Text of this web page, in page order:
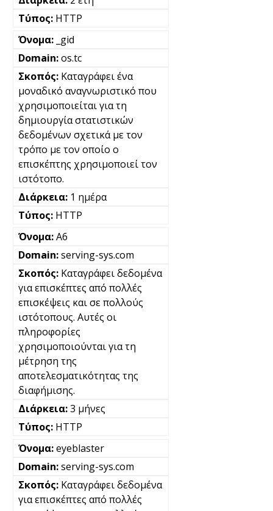
HTTP
_gid
os.tc
Καταγράφει ένα
μοναδικό αναγνωριστικό που
χρησιμοποιείται για τη
δημιουργία στατιστικών
δεδομένων σχετικά με τον
τρόπο με τον οποίο ο
επισκέπτης χρησιμοποιεί τον
ιστότοπο.
1 ημέρα
HTTP
A6
serving-sys.com
Καταγράφει δεδομένα
για επισκέπτες από πολλές
επισκέψεις και σε πολλούς
ιστότοπους. Αυτές οι
πληροφορίες
χρησιμοποιούνται για τη
μέτρηση της
αποτελεσματικότητας της
διαφήμισης.
3 μήνες
HTTP
eyeblaster
serving-sys.com
Καταγράφει δεδομένα
για επισκέπτες από πολλές